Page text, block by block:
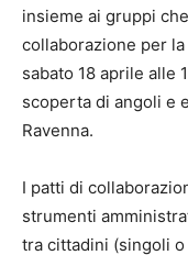
insieme ai gruppi
collaborazione per
sabato 18 aprile alle
scoperta di angoli e
Ravenna.
I patti di
strumenti
tra cittadini (singoli o